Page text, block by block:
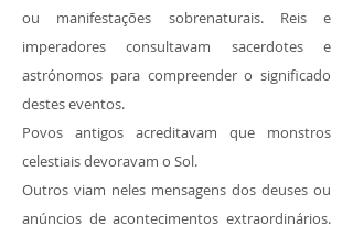
ou manifestações sobrenaturais. Reis e
imperadores consultavam sacerdotes e
astrónomos para compreender o significado
destes eventos.
Povos antigos acreditavam que monstros
celestiais devoravam o Sol.
Outros viam neles mensagens dos deuses ou
anúncios de acontecimentos extraordinários.